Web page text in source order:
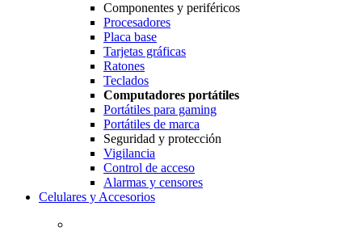
Componentes y periféricos
Procesadores
Placa base
Tarjetas gráficas
Ratones
Teclados
Computadores portátiles
Portátiles para gaming
Portátiles de marca
Seguridad y protección
Vigilancia
Control de acceso
Alarmas y censores
Celulares y Accesorios